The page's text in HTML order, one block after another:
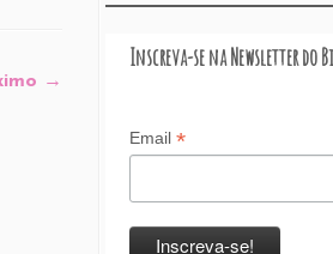
→
Inscreva-se na Newsletter do
Email *